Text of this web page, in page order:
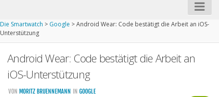
Startseite
Kommende Smartwatches
Marken und Modelle
Die Smartwatch > Google >Android Wear: Code bestätigt die Arbeit an iOS-
Unterstützung
Android Wear: Code bestätigt die Arbeit an
iOS-Unterstützung
VON MORITZ BRUENNEMANN IN GOOGLE